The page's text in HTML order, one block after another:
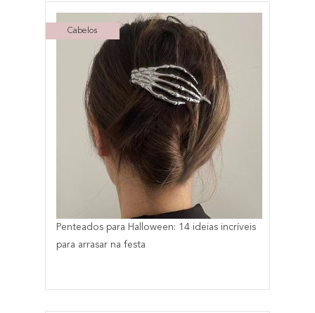
Cabelos
Penteados para Halloween: 14 ideias incríveis
para arrasar na festa